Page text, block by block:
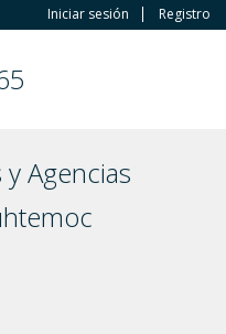
Iniciar sesión Registro
Agencias